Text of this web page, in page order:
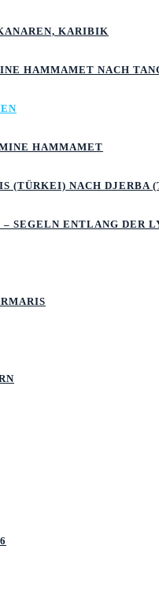
KARIBIK
HAMMAMET NACH
HAMMAMET
(TÜRKEI) NACH DJERBA
SEGELN ENTLANG DER